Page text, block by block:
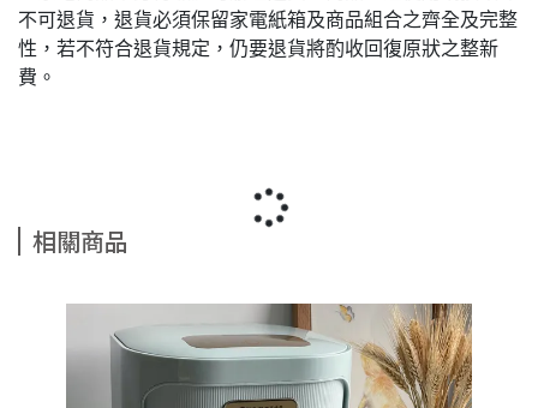
不可退貨，退貨必須保留家電紙箱及商品組合之齊全及完整
性，若不符合退貨規定，仍要退貨將酌收回復原狀之整新
費。
相關商品